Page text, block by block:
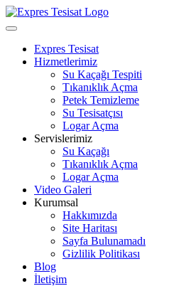
Skip
to
Open
Expres Tesisat
Hizmetlerimiz
Su Kaçağı Tespiti
Tıkanıklık Açma
Petek Temizleme
Su Tesisatçısı
Logar Açma
Servislerimiz
Su Kaçağı
Tıkanıklık Açma
Logar Açma
Video Galeri
Kurumsal
Hakkımızda
Site Haritası
Sayfa Bulunamadı
Gizlilik Politikası
Blog
İletişim